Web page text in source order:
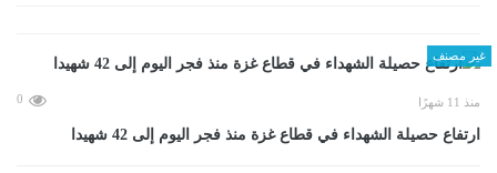
غير مصنف
منذ 11 شهرًا 0
ارتفاع حصيلة الشهداء في قطاع غزة منذ فجر اليوم إلى 42 شهيدا